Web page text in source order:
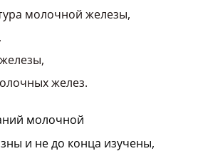
молочной железы,
желез.
молочной
и не до конца изучены,